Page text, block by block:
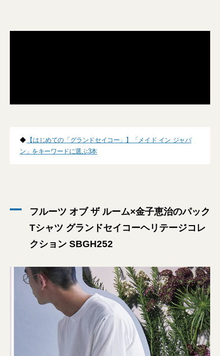
◆ 【はじめての「グランドセイコー」】「メイド イン ジャパ
ン」をキーワードに選ぶ3本
フルーツ オブ ザ ルーム×金子恵治のパック
Tシャツ グランドセイコーヘリテージコレ
クション SBGH252